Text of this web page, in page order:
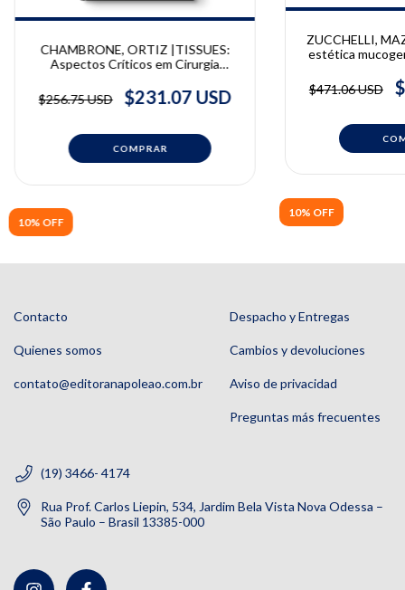
10% OFF
CHAMBRONE, ORTIZ |TISSUES:
Aspectos Críticos em Cirurgia
e Relacionada com Implantes |
Leandro Chambrone, Gustavo Avila
$256.75 USD $231.07 USD
10% OFF
ZUCCHELLI,
estética
&
$471.06 USD
Contacto
Quienes somos
contato@editoranapoleao.com.br
Despacho y Entregas
Cambios y devoluciones
Aviso de privacidad
Preguntas más frecuentes
(19) 3466- 4174
Rua Prof. Carlos Liepin, 534, Jardim Bela Vista Nova Odessa –
São Paulo – Brasil 13385-000